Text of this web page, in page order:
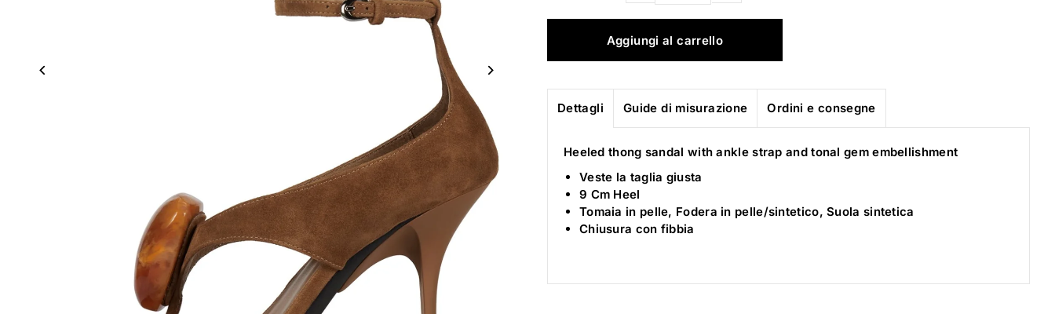
Dettagli Guide di misurazione Ordini e consegne
Heeled thong sandal with ankle strap and tonal gem embellishment
Veste la taglia giusta
9 Cm Heel
Tomaia in pelle, Fodera in pelle/sintetico, Suola sintetica
Chiusura con fibbia